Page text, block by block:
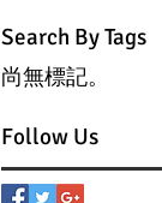
Search By Tags
尚無標記。
Follow Us